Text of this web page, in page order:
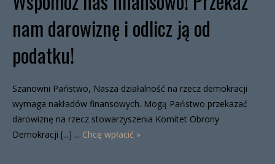
nam darowiznę i odlicz ją od
podatku!
Szanowni Państwo, Nasza działalność na rzecz demokracji
wymaga nakładów finansowych. Mogą Państwo przekazać
darowiznę na rzecz stowarzyszenia Komitet Obrony
Demokracji [...] ... Chcę wpłacić »